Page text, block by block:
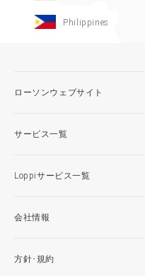
Philippines
ローソンウェブサイト
サービス一覧
Loppiサービス一覧
会社情報
方針･規約